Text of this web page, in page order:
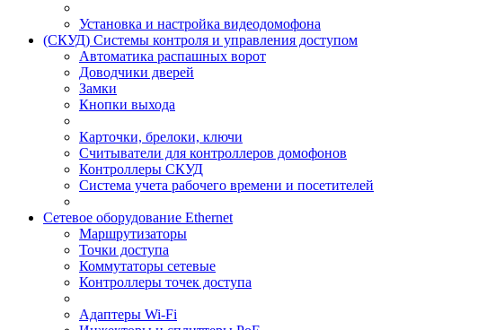
Установка и настройка видеодомофона
(СКУД) Системы контроля и управления доступом
Автоматика распашных ворот
Доводчики дверей
Замки
Кнопки выхода
Карточки, брелоки, ключи
Считыватели для контроллеров домофонов
Контроллеры СКУД
Система учета рабочего времени и посетителей
Сетевое оборудование Ethernet
Маршрутизаторы
Точки доступа
Коммутаторы сетевые
Контроллеры точек доступа
Адаптеры Wi-Fi